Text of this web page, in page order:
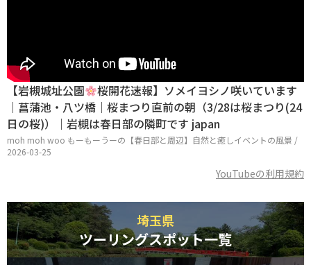
【岩槻城址公園
桜開花速報】ソメイヨシノ咲いています
｜菖蒲池・八ツ橋｜桜まつり直前の朝（3/28は桜まつり(24
日の桜)）｜岩槻は春日部の隣町です japan
moh moh woo もーもーうーの【春日部と周辺】自然と癒しイベントの風景 /
2026-03-25
YouTubeの利用規約
埼玉県
ツーリングスポット一覧